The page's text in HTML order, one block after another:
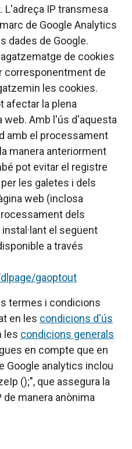
L'adreça IP transmesa
de Google Analytics
dades de Google.
de cookies
corresponentment de
les cookies.
afectar la plena
web. Amb l'ús d'aquesta
amb el processament
manera anteriorment
pot evitar el registre
les galetes i dels
web (inclosa
dels
el següent
a través
gaoptout
termes i condicions
en les condicions d'ús
les condicions generals
en compte que en
Google analytics inclou
();", que assegura la
manera anònima